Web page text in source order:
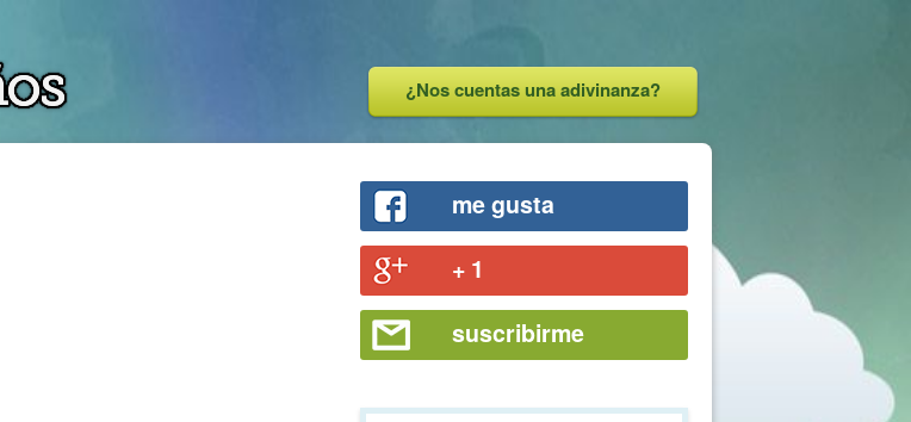
¿Nos cuentas una adivinanza?
me gusta
+ 1
suscribirme